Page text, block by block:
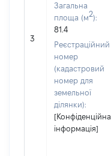
3
Загальна
площа (м2):
81.4
Реєстраційний
номер
(кадастровий
номер для
земельної
ділянки):
[Конфіденційна
інформація]